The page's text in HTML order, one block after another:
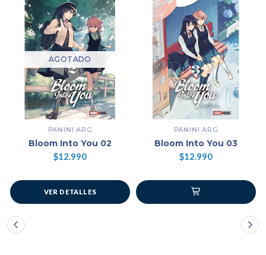
AGOTADO
PANINI ARG
Bloom Into You 02
$12.990
VER DETALLES
PANINI ARG
Bloom Into You 03
$12.990